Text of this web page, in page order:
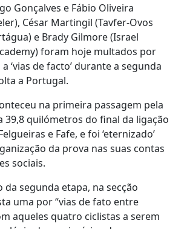
Gonçalves e Fábio Oliveira
César Martingil (Tavfer-Ovos
e Brady Gilmore (Israel
foram hoje multados por
‘vias de facto’ durante a segunda
a Portugal.
na primeira passagem pela
39,8 quilómetros do final da ligação
e Fafe, e foi ‘eternizado’
da prova nas suas contas
sociais.
da segunda etapa, na secção
uma por “vias de fato entre
aqueles quatro ciclistas a serem